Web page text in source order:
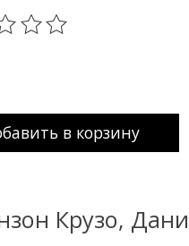
of this product is
в корзину
Крузо,